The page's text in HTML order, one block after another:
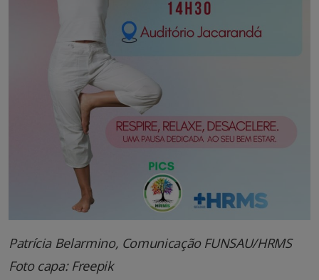
Patrícia Belarmino, Comunicação FUNSAU/HRMS
Foto capa: Freepik